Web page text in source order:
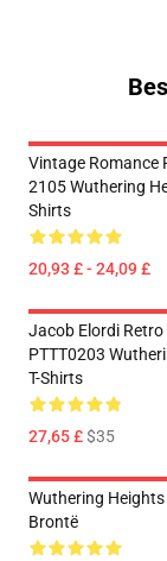
Vintage Romance
2105 Wuthering
Shirts
20,93 £ - 24,09 £
Jacob Elordi
PTTT0203
T-Shirts
27,65 £$35
Wuthering Heights
Brontë